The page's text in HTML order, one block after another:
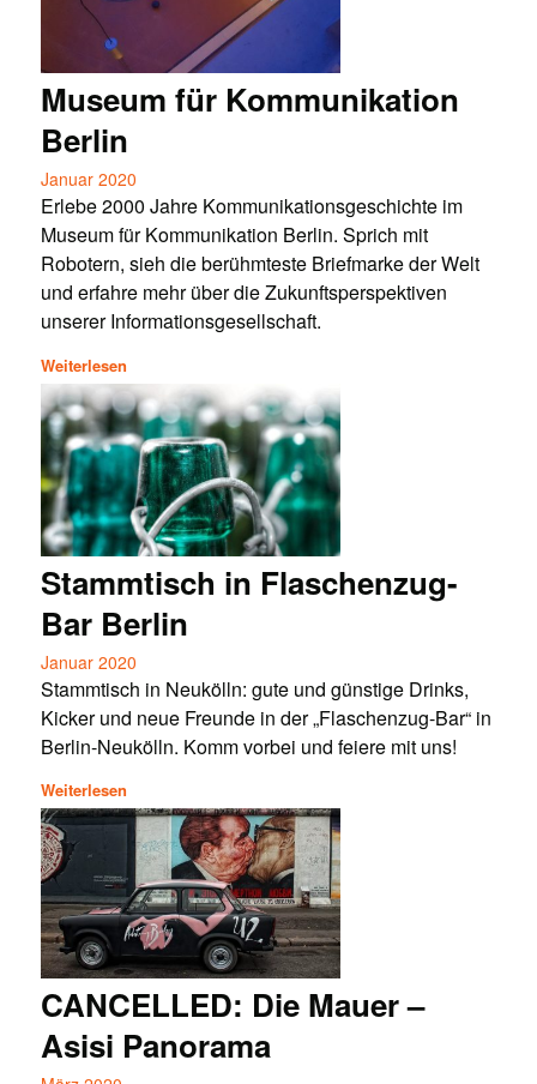
Museum für Kommunikation
Berlin
Januar 2020
Erlebe 2000 Jahre Kommunikationsgeschichte im
Museum für Kommunikation Berlin. Sprich mit
Robotern, sieh die berühmteste Briefmarke der Welt
und erfahre mehr über die Zukunftsperspektiven
unserer Informationsgesellschaft.
Weiterlesen
Stammtisch in Flaschenzug-
Bar Berlin
Januar 2020
Stammtisch in Neukölln: gute und günstige Drinks,
Kicker und neue Freunde in der „Flaschenzug-Bar“ in
Berlin-Neukölln. Komm vorbei und feiere mit uns!
Weiterlesen
CANCELLED: Die Mauer –
Asisi Panorama